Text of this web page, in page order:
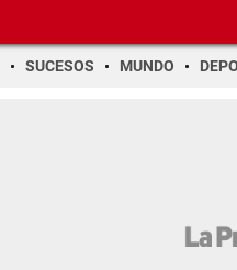
SUCESOS MUNDO